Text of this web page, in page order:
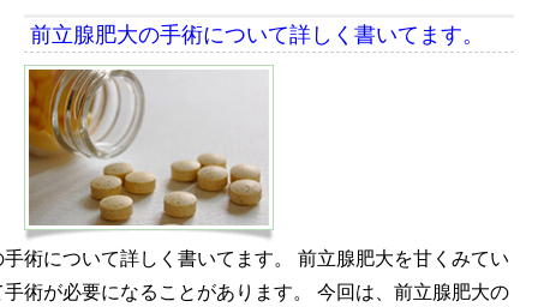
前立腺肥大の手術について詳しく書いてます。
術について詳しく書いてます。 前立腺肥大を甘くみてい
術が必要になることがあります。 今回は、前立腺肥大の